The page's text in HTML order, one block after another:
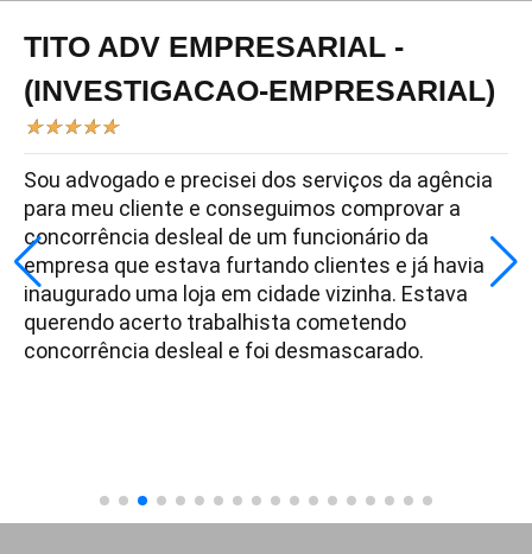
TITO ADV EMPRESARIAL -
(INVESTIGACAO-EMPRESARIAL)
★★★★★
Sou advogado e precisei dos serviços da agência
para meu cliente e conseguimos comprovar a
concorrência desleal de um funcionário da
empresa que estava furtando clientes e já havia
inaugurado uma loja em cidade vizinha. Estava
querendo acerto trabalhista cometendo
concorrência desleal e foi desmascarado.